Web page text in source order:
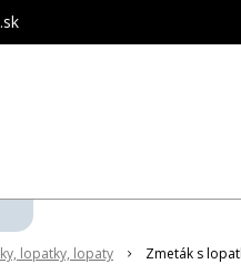
lopatky, lopaty Zmeták s